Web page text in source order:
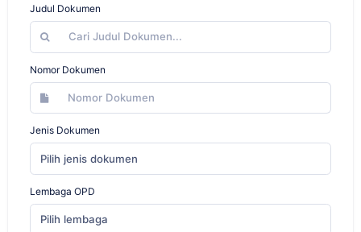
Judul Dokumen
Nomor Dokumen
Jenis Dokumen
Pilih jenis dokumen
Lembaga OPD
Pilih lembaga